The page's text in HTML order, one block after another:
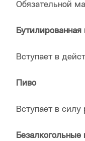
Обязательной
Бутилированная
Вступает в
Пиво
Вступает в
Безалкогольные